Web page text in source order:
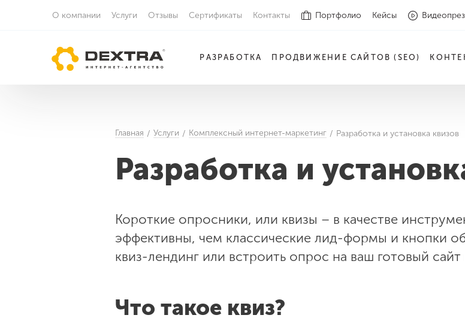
О компании Услуги Отзывы Сертификаты Контакты Портфолио Кейсы
РАЗРАБОТКА ПРОДВИЖЕНИЕ САЙТОВ (SEO)
Главная Услуги Комплексный интернет-маркетинг Разработка и установка квизов
Разработка и
Короткие опросники, или квизы – в качестве
эффективны, чем классические лид-формы и кнопки
квиз-лендинг или встроить опрос на ваш готовый
Что такое квиз?